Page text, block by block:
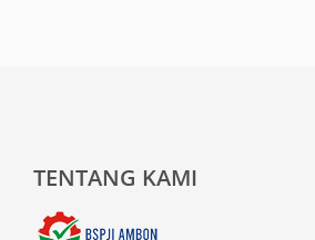
TENTANG KAMI